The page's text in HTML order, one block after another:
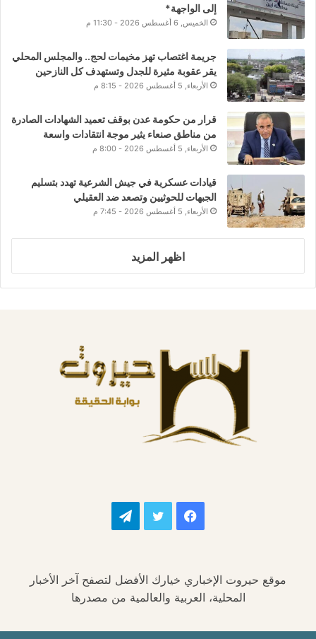
إلى الواجهة*
الخميس, 6 أغسطس 2026 - 11:30 م
جريمة اغتصاب تهز مخيمات لحج.. والمجلس المحلي
يقر عقوبة مثيرة للجدل وتستهدف كل النازحين
الأربعاء, 5 أغسطس 2026 - 8:15 م
قرار من حكومة عدن بوقف تعميد الشهادات الصادرة
من مناطق صنعاء يثير موجة انتقادات واسعة
الأربعاء, 5 أغسطس 2026 - 8:00 م
قيادات عسكرية في جيش الشرعية تهدد بتسليم
الجبهات للحوثيين وتصعد ضد العقيلي
الأربعاء, 5 أغسطس 2026 - 7:45 م
اظهر المزيد
فيسبوك تويتر تيلقرام
موقع حيروت الإخباري خيارك الأفضل لتصفح آخر الأخبار
المحلية، العربية والعالمية من مصدرها